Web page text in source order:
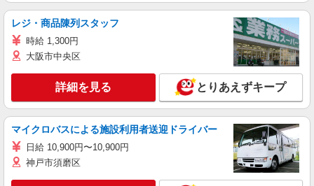
レジ・商品陳列スタッフ
時給 1,300円
大阪市中央区
詳細を見る とりあえずキープ
マイクロバスによる施設利用者送迎ドライバー
日給 10,900円〜10,900円
神戸市須磨区